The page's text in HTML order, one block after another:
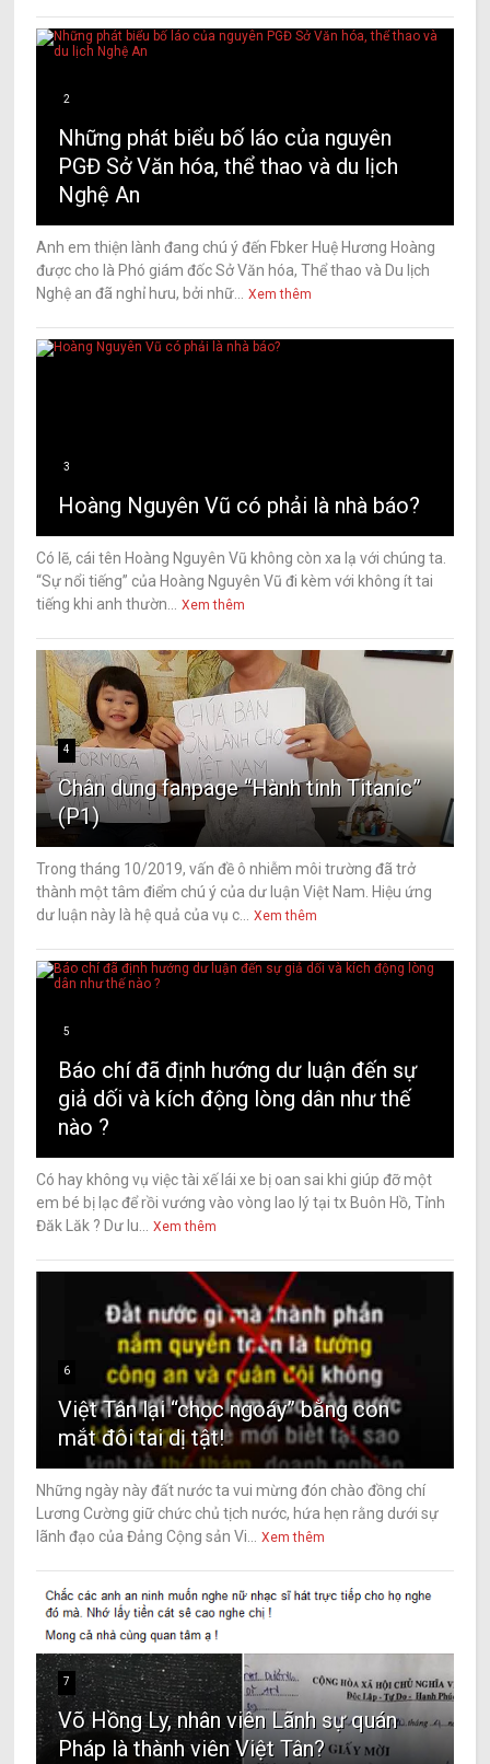
2
Những phát biểu bố láo của nguyên
PGĐ Sở Văn hóa, thể thao và du lịch
Nghệ An
Anh em thiện lành đang chú ý đến Fbker Huệ Hương Hoàng
được cho là Phó giám đốc Sở Văn hóa, Thể thao và Du lịch
Nghệ an đã nghỉ hưu, bởi nhữ...
Xem thêm
3
Hoàng Nguyên Vũ có phải là nhà báo?
Có lẽ, cái tên Hoàng Nguyên Vũ không còn xa lạ với chúng ta.
“Sự nổi tiếng” của Hoàng Nguyên Vũ đi kèm với không ít tai
tiếng khi anh thườn...
Xem thêm
4
Chân dung fanpage “Hành tinh Titanic”
(P1)
Trong tháng 10/2019, vấn đề ô nhiễm môi trường đã trở
thành một tâm điểm chú ý của dư luận Việt Nam. Hiệu ứng
dư luận này là hệ quả của vụ c...
Xem thêm
5
Báo chí đã định hướng dư luận đến sự
giả dối và kích động lòng dân như thế
nào ?
Có hay không vụ việc tài xế lái xe bị oan sai khi giúp đỡ một
em bé bị lạc để rồi vướng vào vòng lao lý tại tx Buôn Hồ, Tỉnh
Đăk Lăk ? Dư lu...
Xem thêm
6
Việt Tân lại “chọc ngoáy” bằng con
mắt đôi tai dị tật!
Những ngày này đất nước ta vui mừng đón chào đồng chí
Lương Cường giữ chức chủ tịch nước, hứa hẹn rằng dưới sự
lãnh đạo của Đảng Cộng sản Vi...
Xem thêm
7
Võ Hồng Ly, nhân viên Lãnh sự quán
Pháp là thành viên Việt Tân?